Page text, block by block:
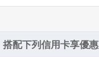
搭配下列信用卡享優惠